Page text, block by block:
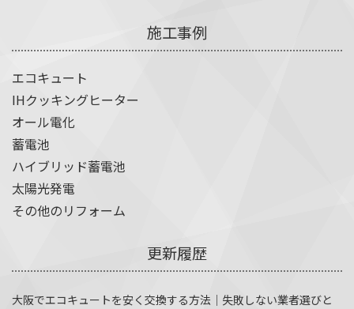
施工事例
エコキュート
IHクッキングヒーター
オール電化
蓄電池
ハイブリッド蓄電池
太陽光発電
その他のリフォーム
更新履歴
大阪でエコキュートを安く交換する方法｜失敗しない業者選びと